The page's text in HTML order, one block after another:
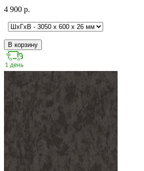
4 900 р.
В корзину